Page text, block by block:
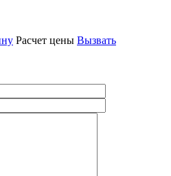
Расчет цены Вызвать